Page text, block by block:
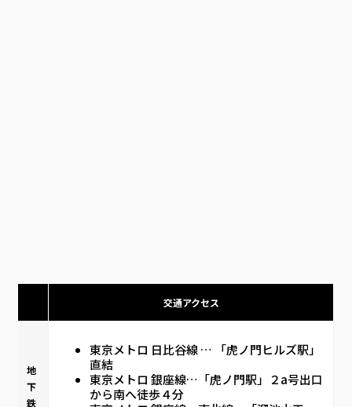
交通アクセス
地
下
鉄
東京メトロ 日比谷線 … 「虎ノ門ヒルズ駅」
直結
東京メトロ 銀座線…「虎ノ門駅」２a号出口
から南へ徒歩４分